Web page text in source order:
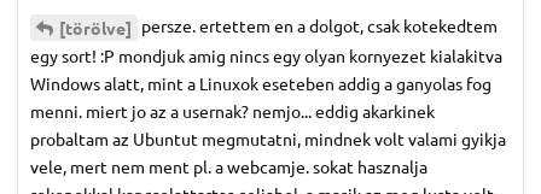
[törölve] persze. ertettem en a dolgot, csak kotekedtem
egy sort! :P mondjuk amig nincs egy olyan kornyezet kialakitva
Windows alatt, mint a Linuxok eseteben addig a ganyolas fog
menni. miert jo az a usernak? nemjo... eddig akarkinek
probaltam az Ubuntut megmutatni, mindnek volt valami gyikja
vele, mert nem ment pl. a webcamje. sokat hasznalja